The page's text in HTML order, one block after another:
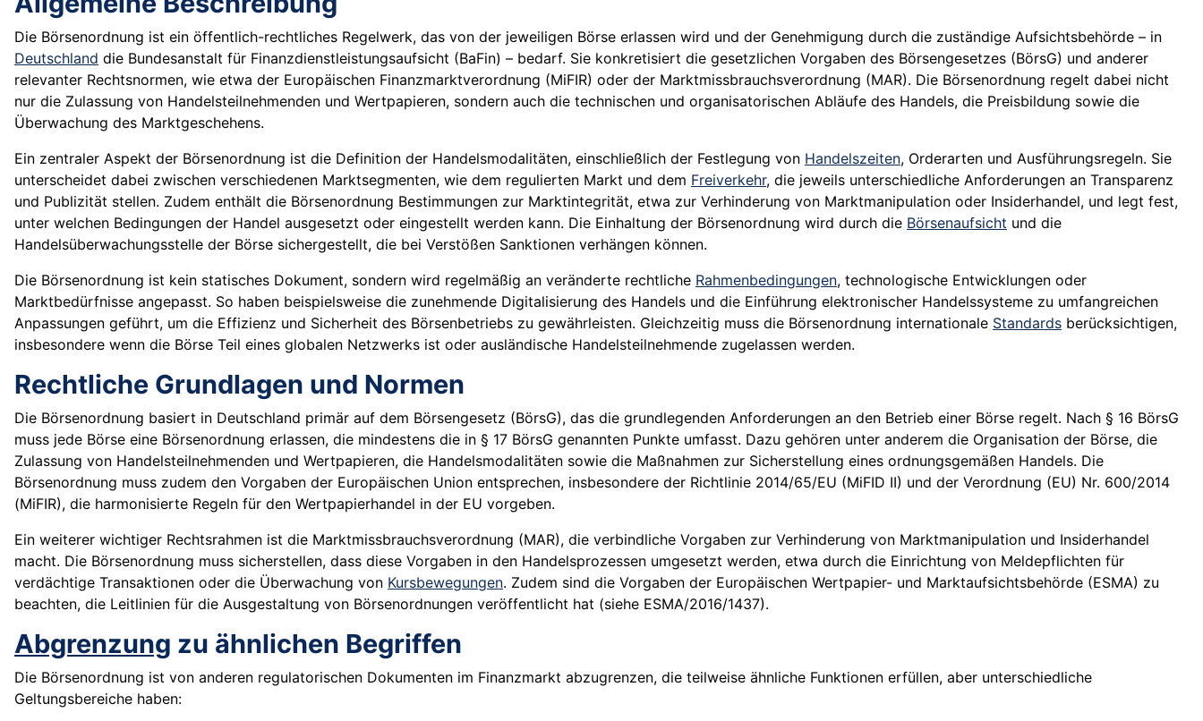
Die Börsenordnung ist ein öffentlich-rechtliches Regelwerk, das von der jeweiligen Börse erlassen wird und der Genehmigung durch die zuständige Aufsichtsbehörde – in
Deutschland die Bundesanstalt für Finanzdienstleistungsaufsicht (BaFin) – bedarf. Sie konkretisiert die gesetzlichen Vorgaben des Börsengesetzes (BörsG) und anderer
relevanter Rechtsnormen, wie etwa der Europäischen Finanzmarktverordnung (MiFIR) oder der Marktmissbrauchsverordnung (MAR). Die Börsenordnung regelt dabei nicht
nur die Zulassung von Handelsteilnehmenden und Wertpapieren, sondern auch die technischen und organisatorischen Abläufe des Handels, die Preisbildung sowie die
Überwachung des Marktgeschehens.
Ein zentraler Aspekt der Börsenordnung ist die Definition der Handelsmodalitäten, einschließlich der Festlegung von Handelszeiten, Orderarten und Ausführungsregeln. Sie
unterscheidet dabei zwischen verschiedenen Marktsegmenten, wie dem regulierten Markt und dem Freiverkehr, die jeweils unterschiedliche Anforderungen an Transparenz
und Publizität stellen. Zudem enthält die Börsenordnung Bestimmungen zur Marktintegrität, etwa zur Verhinderung von Marktmanipulation oder Insiderhandel, und legt fest,
unter welchen Bedingungen der Handel ausgesetzt oder eingestellt werden kann. Die Einhaltung der Börsenordnung wird durch die Börsenaufsicht und die
Handelsüberwachungsstelle der Börse sichergestellt, die bei Verstößen Sanktionen verhängen können.
Die Börsenordnung ist kein statisches Dokument, sondern wird regelmäßig an veränderte rechtliche Rahmenbedingungen, technologische Entwicklungen oder
Marktbedürfnisse angepasst. So haben beispielsweise die zunehmende Digitalisierung des Handels und die Einführung elektronischer Handelssysteme zu umfangreichen
Anpassungen geführt, um die Effizienz und Sicherheit des Börsenbetriebs zu gewährleisten. Gleichzeitig muss die Börsenordnung internationale Standards berücksichtigen,
insbesondere wenn die Börse Teil eines globalen Netzwerks ist oder ausländische Handelsteilnehmende zugelassen werden.
Rechtliche Grundlagen und Normen
Die Börsenordnung basiert in Deutschland primär auf dem Börsengesetz (BörsG), das die grundlegenden Anforderungen an den Betrieb einer Börse regelt. Nach § 16 BörsG
muss jede Börse eine Börsenordnung erlassen, die mindestens die in § 17 BörsG genannten Punkte umfasst. Dazu gehören unter anderem die Organisation der Börse, die
Zulassung von Handelsteilnehmenden und Wertpapieren, die Handelsmodalitäten sowie die Maßnahmen zur Sicherstellung eines ordnungsgemäßen Handels. Die
Börsenordnung muss zudem den Vorgaben der Europäischen Union entsprechen, insbesondere der Richtlinie 2014/65/EU (MiFID II) und der Verordnung (EU) Nr. 600/2014
(MiFIR), die harmonisierte Regeln für den Wertpapierhandel in der EU vorgeben.
Ein weiterer wichtiger Rechtsrahmen ist die Marktmissbrauchsverordnung (MAR), die verbindliche Vorgaben zur Verhinderung von Marktmanipulation und Insiderhandel
macht. Die Börsenordnung muss sicherstellen, dass diese Vorgaben in den Handelsprozessen umgesetzt werden, etwa durch die Einrichtung von Meldepflichten für
verdächtige Transaktionen oder die Überwachung von Kursbewegungen. Zudem sind die Vorgaben der Europäischen Wertpapier- und Marktaufsichtsbehörde (ESMA) zu
beachten, die Leitlinien für die Ausgestaltung von Börsenordnungen veröffentlicht hat (siehe ESMA/2016/1437).
Abgrenzung zu ähnlichen Begriffen
Die Börsenordnung ist von anderen regulatorischen Dokumenten im Finanzmarkt abzugrenzen, die teilweise ähnliche Funktionen erfüllen, aber unterschiedliche
Geltungsbereiche haben: